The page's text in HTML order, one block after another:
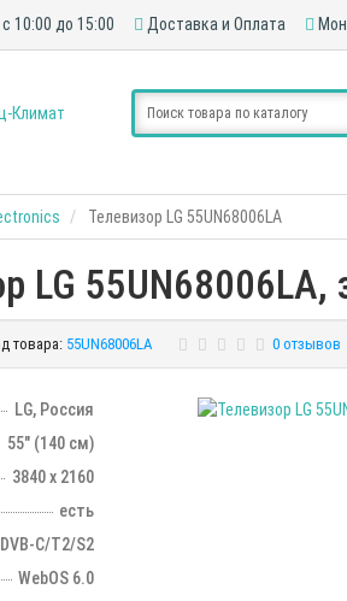
10:00 до 15:00 Доставка и Оплата
Телевизор LG 55UN68006LA
LG 55UN68006LA,
товара: 55UN68006LA 0 отзывов
LG, Россия
55" (140 см)
3840 х 2160
есть
DVB-C/T2/S2
WebOS 6.0